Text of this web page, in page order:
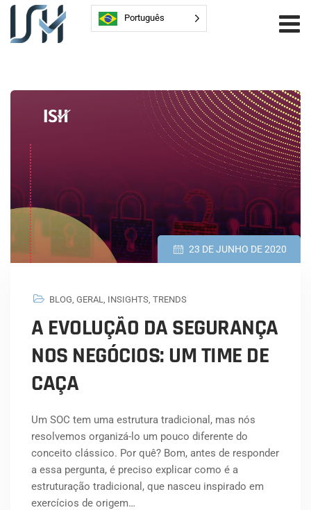
Português
23 DE JUNHO DE 2020
BLOG GERAL INSIGHTS TRENDS
A EVOLUÇÃO DA SEGURANÇA
NOS NEGÓCIOS: UM TIME DE
CAÇA
Um SOC tem uma estrutura tradicional, mas nós
resolvemos organizá-lo um pouco diferente do
conceito clássico. Por quê? Bom, antes de responder
a essa pergunta, é preciso explicar como é a
estruturação tradicional, que nasceu inspirado em
exercícios de origem…